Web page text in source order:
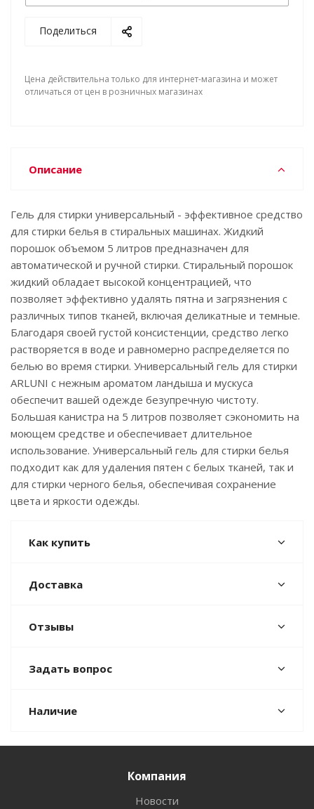
Поделиться
Цена действительна только для интернет-магазина и может
отличаться от цен в розничных магазинах
Описание
Гель для стирки универсальный - эффективное средство
для стирки белья в стиральных машинах. Жидкий
порошок объемом 5 литров предназначен для
автоматической и ручной стирки. Стиральный порошок
жидкий обладает высокой концентрацией, что
позволяет эффективно удалять пятна и загрязнения с
различных типов тканей, включая деликатные и темные.
Благодаря своей густой консистенции, средство легко
растворяется в воде и равномерно распределяется по
белью во время стирки. Универсальный гель для стирки
ARLUNI с нежным ароматом ландыша и мускуса
обеспечит вашей одежде безупречную чистоту.
Большая канистра на 5 литров позволяет сэкономить на
моющем средстве и обеспечивает длительное
использование. Универсальный гель для стирки белья
подходит как для удаления пятен с белых тканей, так и
для стирки черного белья, обеспечивая сохранение
цвета и яркости одежды.
Как купить
Доставка
Отзывы
Задать вопрос
Наличие
Компания
Новости